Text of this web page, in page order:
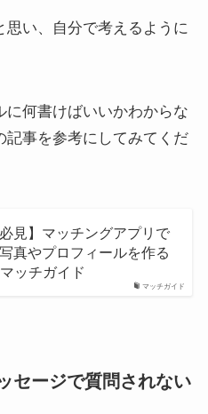
い、自分で考えるように
に何書けばいいかわからな
記事を参考にしてみてくだ
マッチガイド
必見】マッチングアプリで
真やプロフィールを作る
ッチガイド
セージで質問されない